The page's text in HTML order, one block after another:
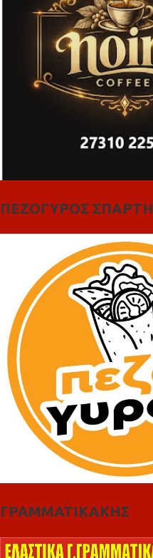
ΠΕΖΟΓΥΡΟΣ ΣΠΑΡΤΗ
ΓΡΑΜΜΑΤΙΚΑΚΗΣ